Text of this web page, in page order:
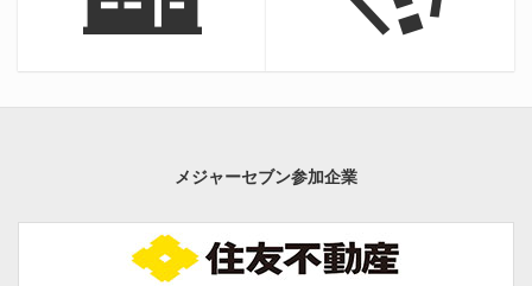
メジャーセブン参加企業